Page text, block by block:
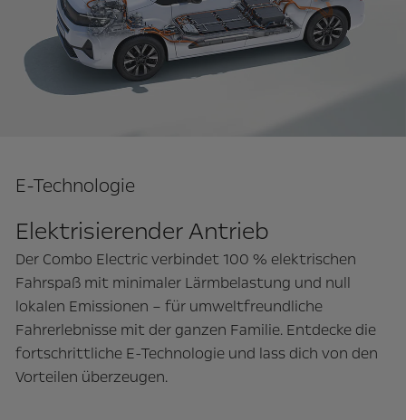
E-Technologie
Elektrisierender Antrieb
Der Combo Electric verbindet 100 % elektrischen
Fahrspaß mit minimaler Lärmbelastung und null
lokalen Emissionen – für umweltfreundliche
Fahrerlebnisse mit der ganzen Familie. Entdecke die
fortschrittliche E-Technologie und lass dich von den
Vorteilen überzeugen.